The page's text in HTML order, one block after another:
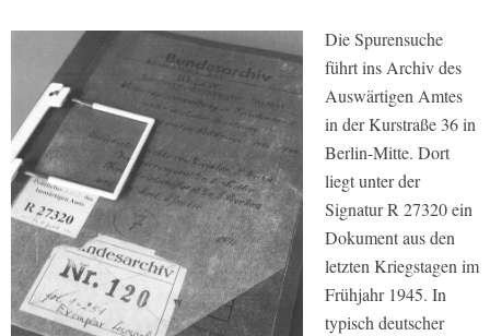
Die Spurensuche
führt ins Archiv des
Auswärtigen Amtes
in der Kurstraße 36 in
Berlin-Mitte. Dort
liegt unter der
Signatur R 27320 ein
Dokument aus den
letzten Kriegstagen im
Frühjahr 1945. In
typisch deutscher